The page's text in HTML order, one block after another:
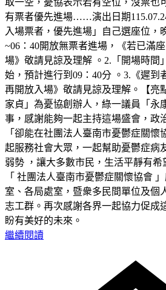
有票者優先進場……演出日期
入場票者，優先進場」自己選座位，
~06：40開放無票者進場，《若已滿
場》敬請見諒及理解 。2.「開場時間
始，預計進行到09：40分 。3.《遲到
再開放入場》敬請見諒及理解。【亮
家貞」為憂協創辦人，綠一議員「永
事，感謝能夠一起主持這場盛會，政
「卻能在社團法人臺南市憂鬱症關懷
起服務社會大眾，一起幫助憂鬱症病
弱勢 ，讓大多數市民，生活平靜有希
「 社團法人臺南市憂鬱症關懷協會
室、各局處室，暨衆多民間單位及個
志工群。再次感謝各界一起協力促成
盼有美好的未來。
繼續閱讀